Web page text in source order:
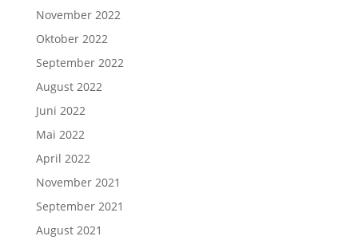
November 2022
Oktober 2022
September 2022
August 2022
Juni 2022
Mai 2022
April 2022
November 2021
September 2021
August 2021